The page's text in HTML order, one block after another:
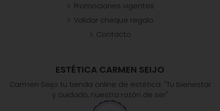
ESTÉTICA CARMEN SEIJO
Carmen Seijo tu tienda online de estética: "Tu bienestar
y cuidado, nuestra razón de ser"
Promociones vigentes
Validar cheque regalo
Contacto